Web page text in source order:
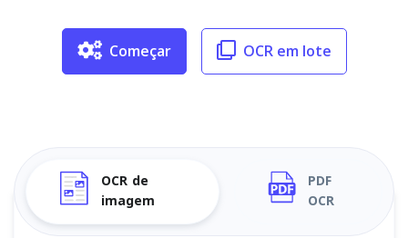
Começar OCR em lote
OCR de
imagem
PDF
OCR